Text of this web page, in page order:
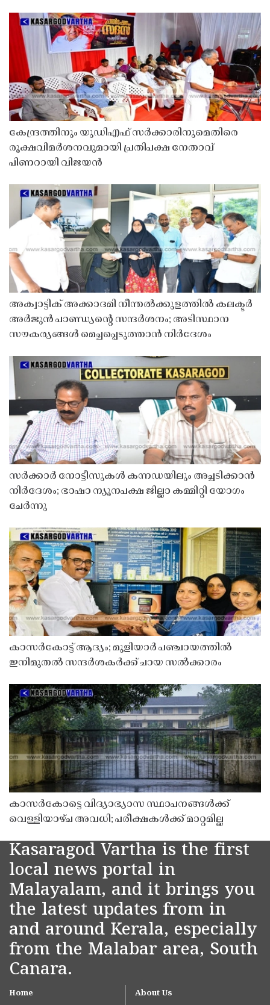
കേന്ദ്രത്തിനും യുഡിഎഫ് സർക്കാരിനുമെതിരെ
രൂക്ഷവിമർശനവുമായി പ്രതിപക്ഷ നേതാവ്
പിണറായി വിജയൻ
അക്വാട്ടിക് അക്കാദമി നീന്തൽക്കുളത്തിൽ കലക്ടർ
അർജുൻ പാണ്ഡ്യൻ്റെ സന്ദർശനം; അടിസ്ഥാന
സൗകര്യങ്ങൾ മെച്ചപ്പെടുത്താൻ നിർദേശം
സർക്കാർ നോട്ടീസുകൾ കന്നഡയിലും അച്ചടിക്കാൻ
നിർദേശം; ഭാഷാ ന്യൂനപക്ഷ ജില്ലാ കമ്മിറ്റി യോഗം
ചേർന്നു
കാസർകോട്ട് ആദ്യം; മുളിയാർ പഞ്ചായത്തിൽ
ഇനിമുതൽ സന്ദർശകർക്ക് ചായ സൽക്കാരം
കാസർകോട്ടെ വിദ്യാഭ്യാസ സ്ഥാപനങ്ങൾക്ക്
വെള്ളിയാഴ്ച അവധി; പരീക്ഷകൾക്ക് മാറ്റമില്ല
Kasaragod Vartha is the first
local news portal in
Malayalam, and it brings you
the latest updates from in
and around Kerala, especially
from the Malabar area, South
Canara.
Home About Us